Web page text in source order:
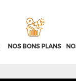
NOS BONS PLANS